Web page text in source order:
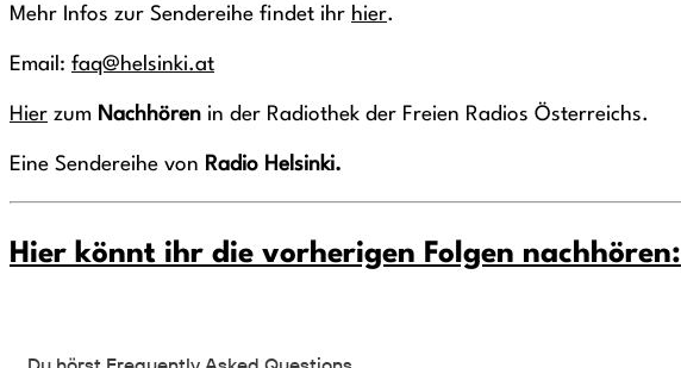
Mehr Infos zur Sendereihe findet ihr hier.
Email: faq@helsinki.at
Hier zum Nachhören in der Radiothek der Freien Radios Österreichs.
Eine Sendereihe von Radio Helsinki.
Hier könnt ihr die vorherigen Folgen nachhören: